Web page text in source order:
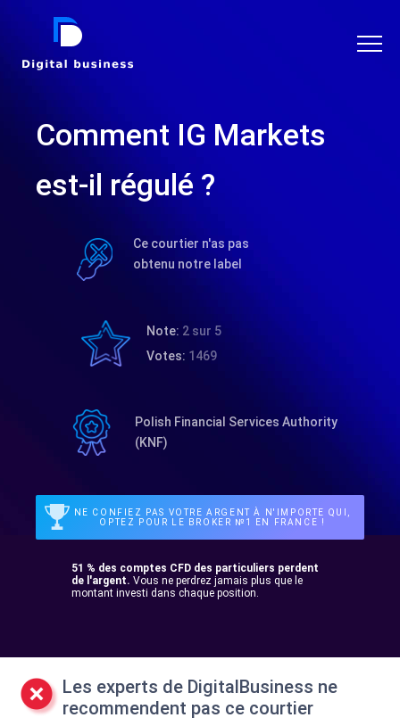
DIGITAL BUSINESS
Comment IG Markets
est-il régulé ?
Ce courtier n'as pas
obtenu notre label
Note: 2 sur 5
Votes: 1469
Polish Financial Services Authority
(KNF)
NE CONFIEZ PAS VOTRE ARGENT À N'IMPORTE QUI,
OPTEZ POUR LE BROKER №1 EN FRANCE !
51 % des comptes CFD des particuliers perdent
de l'argent. Vous ne perdrez jamais plus que le
montant investi dans chaque position.
Les experts de DigitalBusiness ne
recommendent pas ce courtier